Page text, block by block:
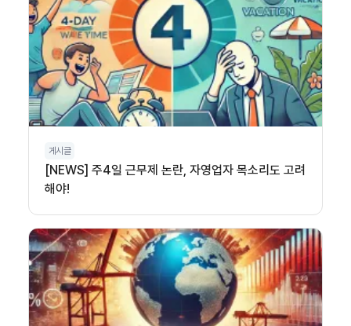
게시글
[NEWS] 주4일 근무제 논란, 자영업자 목소리도 고려
해야!